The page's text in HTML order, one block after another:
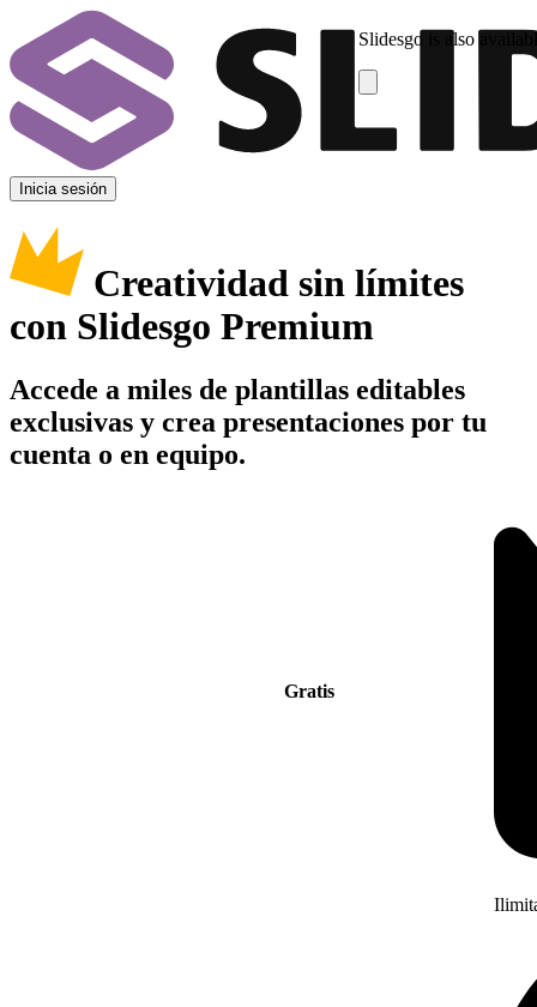
Slidesgo is also
Inicia sesión
Creatividad sin límites
con Slidesgo Premium
Accede a miles de plantillas editables
exclusivas y crea presentaciones por tu
cuenta o en equipo.
Gratis